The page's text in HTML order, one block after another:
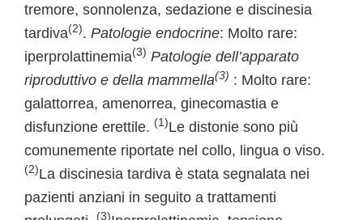
tremore, sonnolenza, sedazione e discinesia
tardiva(2). Patologie endocrine: Molto rare:
iperprolattinemia(3) Patologie dell’apparato
riproduttivo e della mammella(3) : Molto rare:
galattorrea, amenorrea, ginecomastia e
disfunzione erettile. (1)Le distonie sono più
comunemente riportate nel collo, lingua o viso.
(2)La discinesia tardiva è stata segnalata nei
pazienti anziani in seguito a trattamenti
(3)